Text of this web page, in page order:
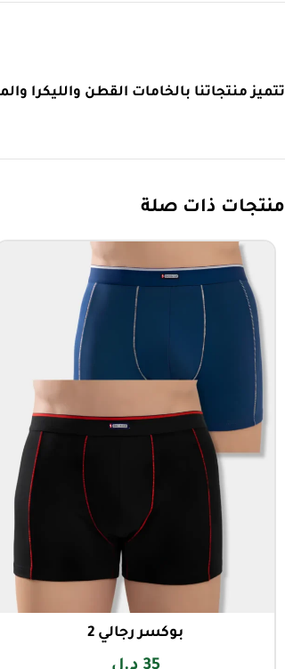
تتميز منتجاتنا بالخامات القطن والليكرا والمواد الطبيعية الغير مضرة
منتجات ذات صلة
بوكسر رجالي 2